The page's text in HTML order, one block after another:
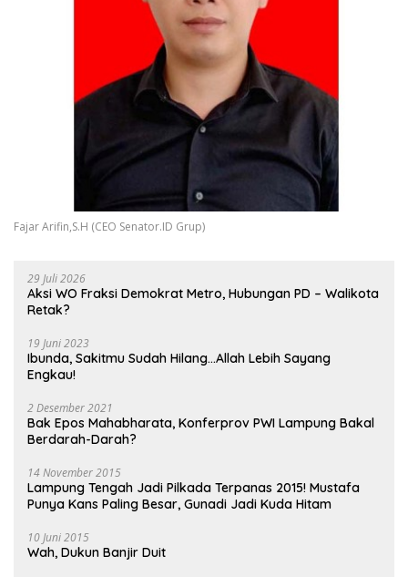
Fajar Arifin,S.H (CEO Senator.ID Grup)
29 Juli 2026
Aksi WO Fraksi Demokrat Metro, Hubungan PD – Walikota
Retak?
19 Juni 2023
Ibunda, Sakitmu Sudah Hilang…Allah Lebih Sayang
Engkau!
2 Desember 2021
Bak Epos Mahabharata, Konferprov PWI Lampung Bakal
Berdarah-Darah?
14 November 2015
Lampung Tengah Jadi Pilkada Terpanas 2015! Mustafa
Punya Kans Paling Besar, Gunadi Jadi Kuda Hitam
10 Juni 2015
Wah, Dukun Banjir Duit